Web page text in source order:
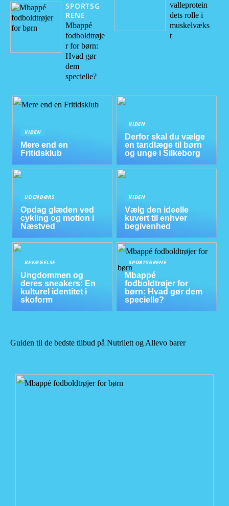
SPORTSG
RENE
Mbappé
fodboldtrøje
r for børn:
Hvad gør
dem
specielle?
valleprotein
dets rolle i
muskelvæks
t
VIDEN
Mere end en
Fritidsklub
VIDEN
Derfor skal du vælge
en tandlæge til børn
og unge i Silkeborg
UDENDØRS
Opdag glæden ved
cykling og motion i
Næstved
VIDEN
Vælg den ideelle
kuvert til enhver
begivenhed
BEVÆGELSE
Ungdommen og
deres sneakers: En
kulturel identitet i
skoform
SPORTSGRENE
Mbappé
fodboldtrøjer for
børn: Hvad gør dem
specielle?
Guiden til de bedste tilbud på Nutrilett og Allevo barer